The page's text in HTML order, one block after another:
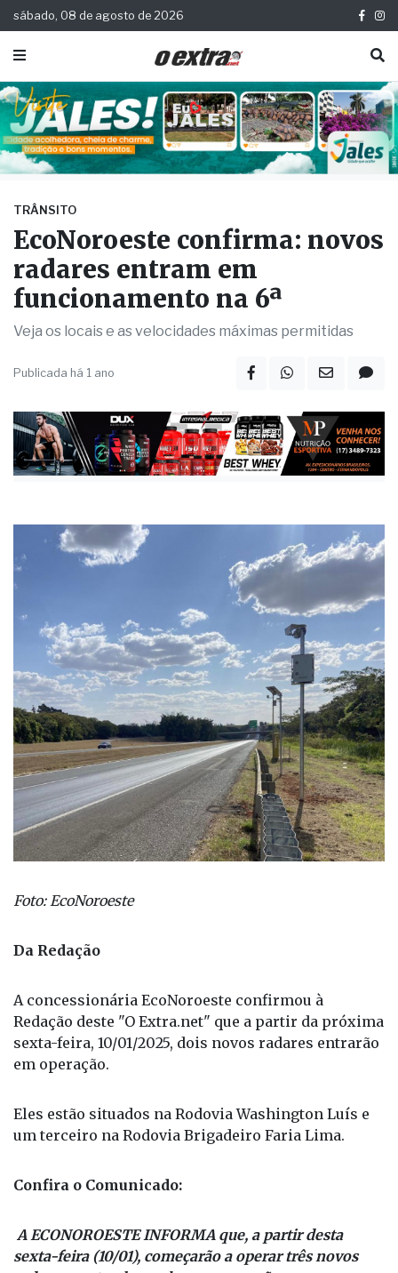
sábado, 08 de agosto de 2026
TRÂNSITO
EcoNoroeste confirma: novos
radares entram em
funcionamento na 6ª
Veja os locais e as velocidades máximas permitidas
Publicada há 1 ano
Foto: EcoNoroeste
Da Redação
A concessionária EcoNoroeste confirmou à
Redação deste "O Extra.net" que a partir da próxima
sexta-feira, 10/01/2025, dois novos radares entrarão
em operação.
Eles estão situados na Rodovia Washington Luís e
um terceiro na Rodovia Brigadeiro Faria Lima.
Confira o Comunicado:
A ECONOROESTE INFORMA que, a partir desta
sexta-feira (10/01), começarão a operar três novos